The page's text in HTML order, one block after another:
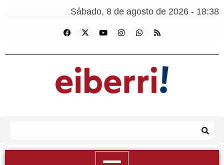
Sábado, 8 de agosto de 2026 - 18:38